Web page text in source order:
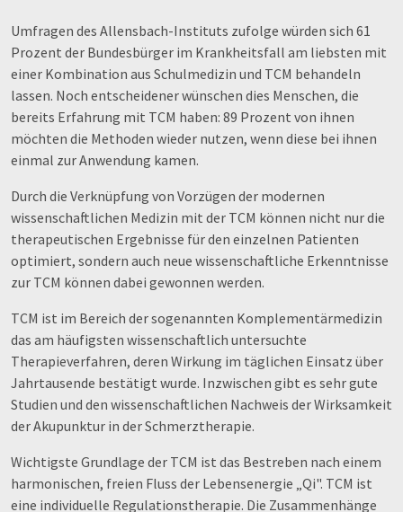
Umfragen des Allensbach-Instituts zufolge würden sich 61
Prozent der Bundesbürger im Krankheitsfall am liebsten mit
einer Kombination aus Schulmedizin und TCM behandeln
lassen. Noch entscheidener wünschen dies Menschen, die
bereits Erfahrung mit TCM haben: 89 Prozent von ihnen
möchten die Methoden wieder nutzen, wenn diese bei ihnen
einmal zur Anwendung kamen.
Durch die Verknüpfung von Vorzügen der modernen
wissenschaftlichen Medizin mit der TCM können nicht nur die
therapeutischen Ergebnisse für den einzelnen Patienten
optimiert, sondern auch neue wissenschaftliche Erkenntnisse
zur TCM können dabei gewonnen werden.
TCM ist im Bereich der sogenannten Komplementärmedizin
das am häufigsten wissenschaftlich untersuchte
Therapieverfahren, deren Wirkung im täglichen Einsatz über
Jahrtausende bestätigt wurde. Inzwischen gibt es sehr gute
Studien und den wissenschaftlichen Nachweis der Wirksamkeit
der Akupunktur in der Schmerztherapie.
Wichtigste Grundlage der TCM ist das Bestreben nach einem
harmonischen, freien Fluss der Lebensenergie „Qi". TCM ist
eine individuelle Regulationstherapie. Die Zusammenhänge